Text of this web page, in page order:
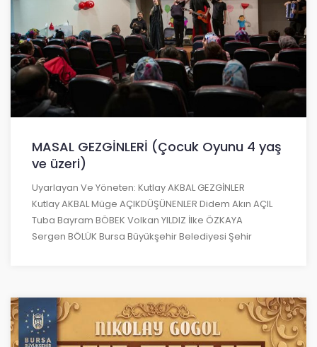
MASAL GEZGİNLERİ (Çocuk Oyunu 4 yaş
ve üzeri)
Uyarlayan Ve Yöneten: Kutlay AKBAL GEZGİNLER
Kutlay AKBAL Müge AÇIKDÜŞÜNENLER Didem Akın AÇIL
Tuba Bayram BÖBEK Volkan YILDIZ İlke ÖZKAYA
Sergen BÖLÜK Bursa Büyükşehir Belediyesi Şehir